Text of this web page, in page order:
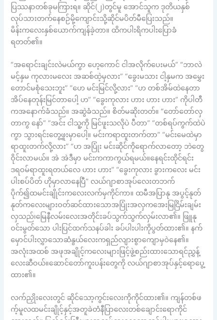
ပြဿနာတစ်ခုမကြားရ။ ဆိုင်(၂)တွင်မူ အောင်သူက ဒုတိယနှစ်
လုပ်သားတက်နေစဉ်မို့ကျောင်းသို့ဆိုင်မပိတ်မီပြေးသည်။
မိန်းကလေးနှစ်ယောက်ကျန်ခဲ့တာ။ ထိကပါးရိကပါးပြောခံ
ရတတ်၏။
“အရောင်းချင်းလဲမယ်ကွာ ဟေ့ကောင် ငါအလိုက်ပေးမယ်” “ဘာလဲ
မင့်နှမ ကုလားမလေး အဆစ်ထဲ့မှလား” “ခွေးမသား ငါ့နှမက အမွှေး
တောင်မစုံသေးဘူး” “ဟေ မင်းမြင်လို့လား” “ဟ တစ်အိမ်ထဲနေတာ
အိပ်နေတုန်းမြင်တာပေါ့ ဟ” “ခွေးကုလား ဟား ဟား ဟား” ကိုပါတီ
ကအနောက်ခံသည်။ အဆွဲခံသည်။ စိတ်မဆိုးတတ်။ “တော်တော်လှ
တာကွ နော်” “အင်း ငါသူ့ကို မြင်ဖူးသလိုပဲ ပီတာ” “တစ်ရပ်ကွက်ထဲပဲ
ကွာ သွားရင်းတွေ့ဖူးမှာပေါ့။ မင်းကရာထူးတက်တာ” “မင်းမေထဲမှာ
ရာထူးတက်လို့လား” “ဟ အပြုံး မင်းဆိုင်ကိုရောက်လာတော့ ဘဲတွေ
ဝိုင်းလာမယ်။ အဲ အဲဒီမှာ မင်းကကာကွယ်ရမယ်။နေရင်းထိုင်ရင်း
ဒရဝမ်ရာထူးရတယ်လေ ဟား ဟား” “ခွေးကုလား ခွားကလေး မင်း
ပါးစပ်ပိတ် ဟိုမှာလာနေပြီ” လယ်ဂျာစာအုပ်လေးတဘက်
ပိုက်၍ထမင်းချိုင်းကလေးလက်မှကိုင်ကာ။ ထမီအပြာနု အပွင့်နုတ်
နုတ်ကလေးများဝတ်ဆင်ထားသောအပြုံးအလှကအေးမြငြိမ်းချမ်း
လှသည်၊မြေနီလမ်းလေးအတိုင်းခပ်သွက်သွက်လှမ်းလာ၏။ ဖြူနု
ဝင်းမွတ်သော ပါးပြင်ထက်သနပ်ခါး ခပ်ပါးပါးကိုပွတ်ထား၏။ နက်
မှောင်ပါးလွှာသောဆံနွယ်လေးကရှည်လျားစွာကျောမှဝဲနေ၏။
အလုံးအထစ် အဖုအချိုင့်ကလေးများဖြင့်ဖွဲ့စည်းထားသောရင်ညွှန့်
လေးဆီဝယ်။ဆောင်တော်ကူးပန်းတွေကို လယ်ဂျာစာအုပ်နှင့်ရောပွေ့
ထား၏။
လက်ညှိုးလေးတွင် ဆိုင်သော့ကွင်းလေးကိုကိုင်ထား၏။ ကျန်တစ်ဖ
က့်မူလထမင်းချိုင့်နှင့်အတူခဲတံနီပြာလေးတစ်ချောင်းရောကိုင်